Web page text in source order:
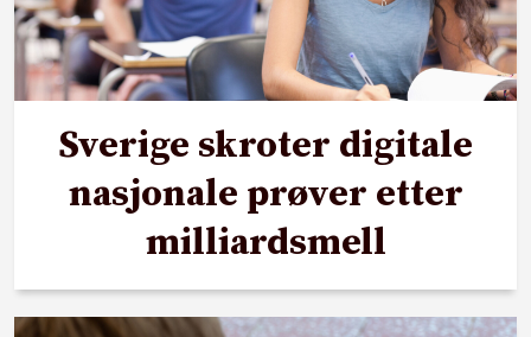
Sverige skroter digitale
nasjonale prøver etter
milliardsmell